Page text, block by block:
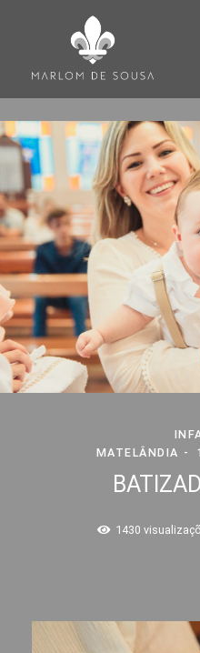
MATELÂNDIA
1430